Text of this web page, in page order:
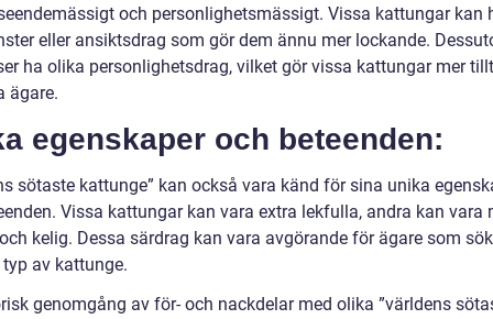
och personlighetsmässigt. Vissa kattungar kan
eller ansiktsdrag som gör dem ännu mer lockande.
ha olika personlighetsdrag, vilket gör vissa kattungar mer
ägare.
egenskaper och beteenden:
sötaste kattunge” kan också vara känd för sina unika
Vissa kattungar kan vara extra lekfulla, andra kan vara
kelig. Dessa särdrag kan vara avgörande för ägare som
av kattunge.
genomgång av för- och nackdelar med olika ”världens